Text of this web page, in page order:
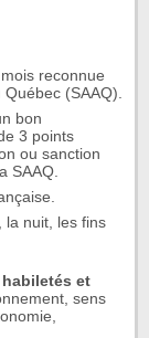
reconnue
Québec (SAAQ).
bon
3 points
ou sanction
SAAQ.
la nuit, les fins
et
sens